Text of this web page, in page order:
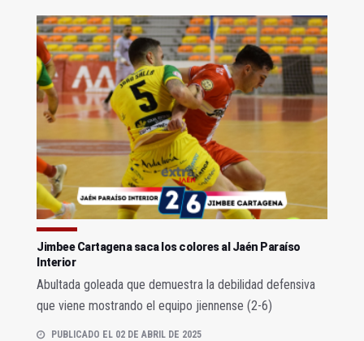
Jimbee Cartagena saca los colores al Jaén Paraíso
Interior
Abultada goleada que demuestra la debilidad defensiva
que viene mostrando el equipo jiennense (2-6)
PUBLICADO EL 02 DE ABRIL DE 2025